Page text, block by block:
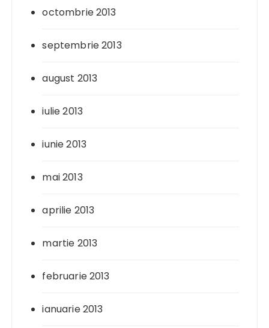
octombrie 2013
septembrie 2013
august 2013
iulie 2013
iunie 2013
mai 2013
aprilie 2013
martie 2013
februarie 2013
ianuarie 2013